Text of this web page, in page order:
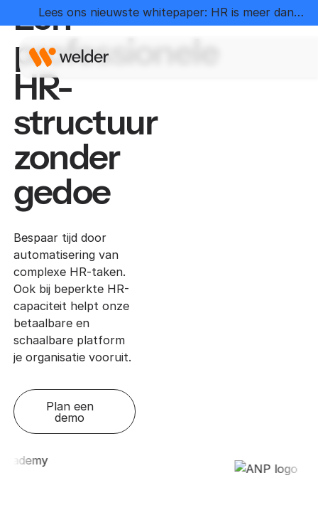
Lees ons nieuwste whitepaper: HR is meer dan
administratie
Een
professionele
HR-
structuur
zonder
gedoe
Bespaar tijd door
automatisering van
complexe HR-taken.
Ook bij beperkte HR-
capaciteit helpt onze
betaalbare en
schaalbare platform
je organisatie vooruit.
Plan een
demo